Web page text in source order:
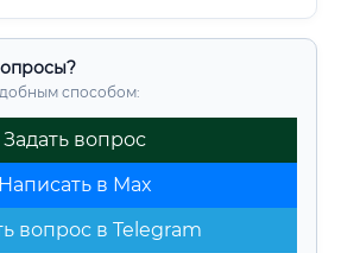
способом:
Задать вопрос
Написать в Max
вопрос в Telegram